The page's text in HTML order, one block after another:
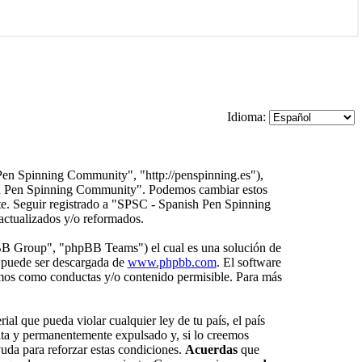
Idioma:
Spinning Community", "http://penspinning.es"),
Spinning Community". Podemos cambiar estos
Seguir registrado a "SPSC - Spanish Pen Spinning
y/o reformados.
Group", "phpBB Teams") el cual es una solución de
ser descargada de www.phpbb.com. El software
como conductas y/o contenido permisible. Para más
que pueda violar cualquier ley de tu país, el país
y permanentemente expulsado y, si lo creemos
para reforzar estas condiciones. Acuerdasque